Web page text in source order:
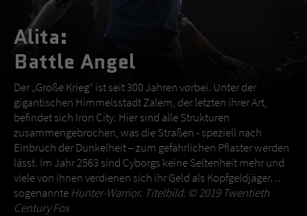
Alita:
Battle Angel
Der „Große Krieg“ ist seit 300 Jahren vorbei. Unter der
gigantischen Himmelsstadt Zalem, der letzten ihrer Art,
befindet sich Iron City. Hier sind alle Strukturen
zusammengebrochen, was die Straßen - speziell nach
Einbruch der Dunkelheit – zum gefährlichen Pflaster werden
lässt. Im Jahr 2563 sind Cyborgs keine Seltenheit mehr und
viele von ihnen verdienen sich ihr Geld als Kopfgeldjäger…
sogenannte Hunter-Warrior. Titelbild: © 2019 Twentieth
Century Fox